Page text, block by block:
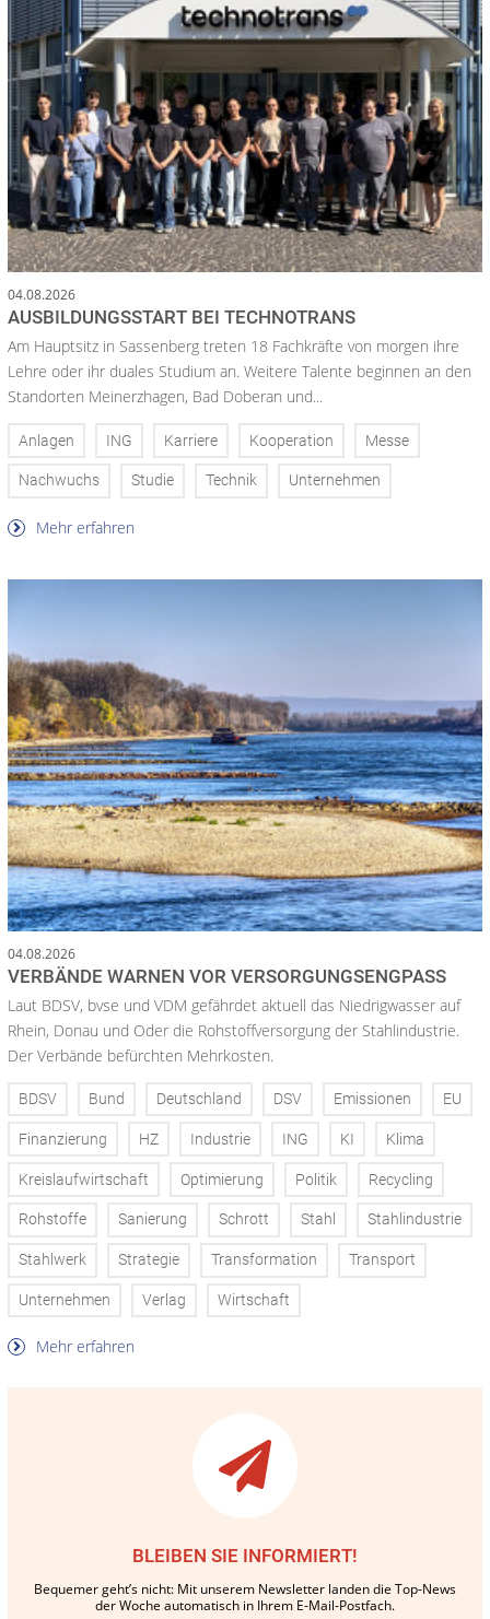
04.08.2026
AUSBILDUNGSSTART BEI TECHNOTRANS
Am Hauptsitz in Sassenberg treten 18 Fachkräfte von morgen ihre
Lehre oder ihr duales Studium an. Weitere Talente beginnen an den
Standorten Meinerzhagen, Bad Doberan und...
Anlagen ING Karriere Kooperation Messe
Nachwuchs Studie Technik Unternehmen
Mehr erfahren
04.08.2026
VERBÄNDE WARNEN VOR VERSORGUNGSENGPASS
Laut BDSV, bvse und VDM gefährdet aktuell das Niedrigwasser auf
Rhein, Donau und Oder die Rohstoffversorgung der Stahlindustrie.
Der Verbände befürchten Mehrkosten.
BDSV Bund Deutschland DSV Emissionen EU
Finanzierung HZ Industrie ING KI Klima
Kreislaufwirtschaft Optimierung Politik Recycling
Rohstoffe Sanierung Schrott Stahl Stahlindustrie
Stahlwerk Strategie Transformation Transport
Unternehmen Verlag Wirtschaft
Mehr erfahren
BLEIBEN SIE INFORMIERT!
Bequemer geht’s nicht: Mit unserem Newsletter landen die Top-News
der Woche automatisch in Ihrem E-Mail-Postfach.